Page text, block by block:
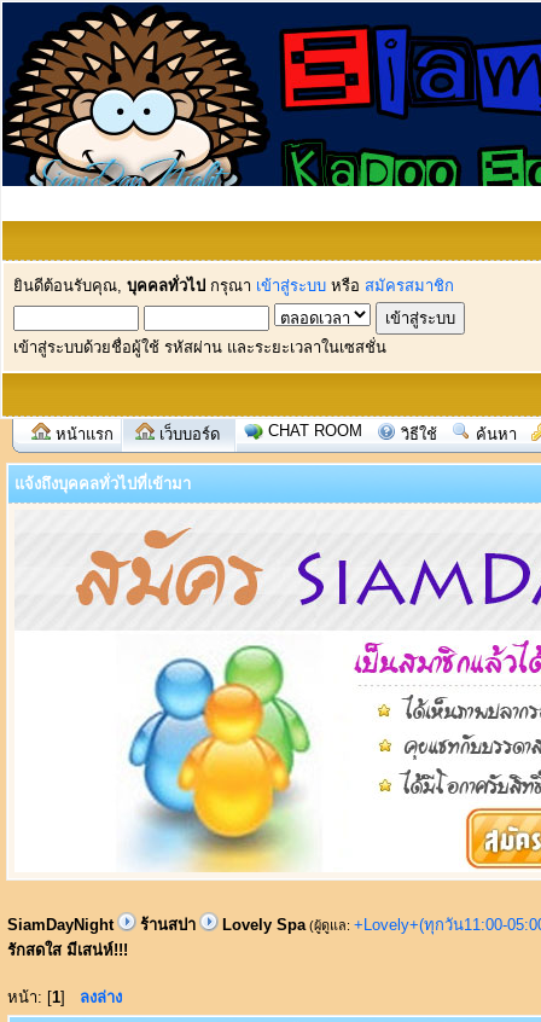
ยินดีต้อนรับคุณ, บุคคลทั่วไป กรุณา เข้าสู่ระบบ หรือ สมัครสมาชิก
เข้าสู่ระบบด้วยชื่อผู้ใช้ รหัสผ่าน และระยะเวลาในเซสชั่น
หน้าแรก เว็บบอร์ด CHAT ROOM วิธีใช้ ค้นหา
แจ้งถึงบุคคลทั่วไปที่เข้ามา
SiamDayNight ร้านสปา Lovely Spa (ผู้ดูแล: +Lovely+(ทุกวัน11:00-
รักสดใส มีเสน่ห์!!!
หน้า: [1] ลงล่าง